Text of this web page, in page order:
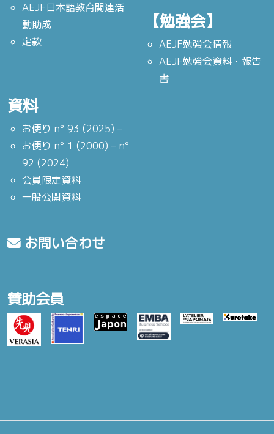
AEJF日本語教育関連活
動助成
定款
【勉強会】
AEJF勉強会情報
AEJF勉強会資料・報告
書
資料
お便り n° 93 (2025) –
お便り n° 1 (2000) – n°
92 (2024)
会員限定資料
一般公開資料
お問い合わせ
賛助会員